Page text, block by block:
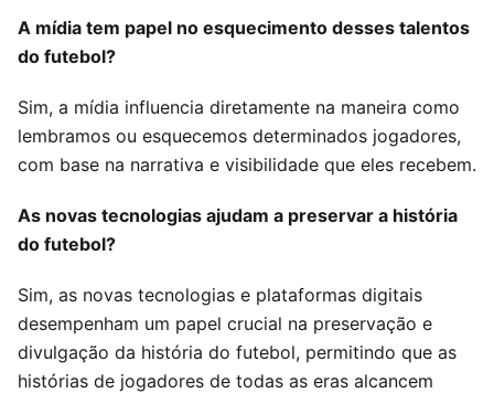
A mídia tem papel no esquecimento desses talentos
do futebol?
Sim, a mídia influencia diretamente na maneira como
lembramos ou esquecemos determinados jogadores,
com base na narrativa e visibilidade que eles recebem.
As novas tecnologias ajudam a preservar a história
do futebol?
Sim, as novas tecnologias e plataformas digitais
desempenham um papel crucial na preservação e
divulgação da história do futebol, permitindo que as
histórias de jogadores de todas as eras alcancem